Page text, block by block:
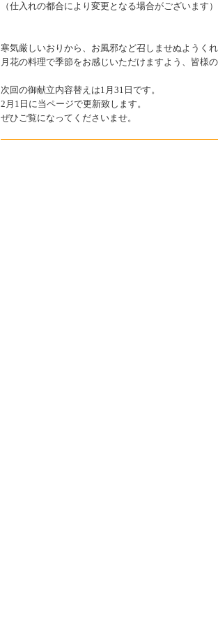
（仕入れの都合により変更となる場合がございます）
寒気厳しいおりから、お風邪など召しませぬようく
月花の料理で季節をお感じいただけますよう、皆様
次回の御献立内容替えは1月31日です。
2月1日に当ページで更新致します。
ぜひご覧になってくださいませ。